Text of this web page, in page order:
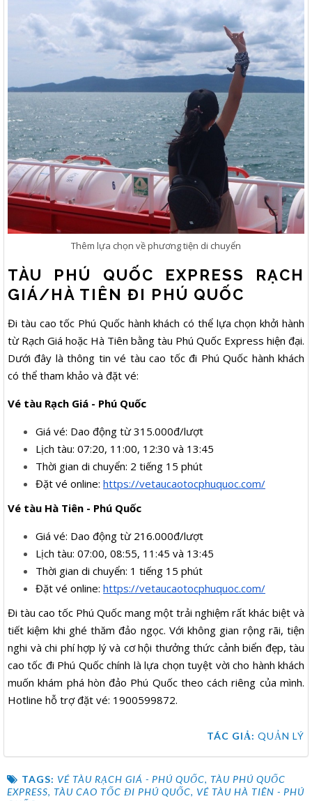
Thêm lựa chọn về phương tiện di chuyển
TÀU PHÚ QUỐC EXPRESS RẠCH
GIÁ/HÀ TIÊN ĐI PHÚ QUỐC
Đi tàu cao tốc Phú Quốc hành khách có thể lựa chọn khởi hành
từ Rạch Giá hoặc Hà Tiên bằng tàu Phú Quốc Express hiện đại.
Dưới đây là thông tin vé tàu cao tốc đi Phú Quốc hành khách
có thể tham khảo và đặt vé:
Vé tàu Rạch Giá - Phú Quốc
Giá vé: Dao động từ 315.000đ/lượt
Lịch tàu: 07:20, 11:00, 12:30 và 13:45
Thời gian di chuyển: 2 tiếng 15 phút
Đặt vé online: https://vetaucaotocphuquoc.com/
Vé tàu Hà Tiên - Phú Quốc
Giá vé: Dao động từ 216.000đ/lượt
Lịch tàu: 07:00, 08:55, 11:45 và 13:45
Thời gian di chuyển: 1 tiếng 15 phút
Đặt vé online: https://vetaucaotocphuquoc.com/
Đi tàu cao tốc Phú Quốc mang một trải nghiệm rất khác biệt và
tiết kiệm khi ghé thăm đảo ngọc. Với không gian rộng rãi, tiện
nghi và chi phí hợp lý và cơ hội thưởng thức cảnh biển đẹp, tàu
cao tốc đi Phú Quốc chính là lựa chọn tuyệt vời cho hành khách
muốn khám phá hòn đảo Phú Quốc theo cách riêng của mình.
Hotline hỗ trợ đặt vé: 1900599872.
TÁC GIẢ: QUẢN LÝ
TAGS: VÉ TÀU RẠCH GIÁ - PHÚ QUỐC, TÀU PHÚ QUỐC
EXPRESS, TÀU CAO TỐC ĐI PHÚ QUỐC, VÉ TÀU HÀ TIÊN - PHÚ